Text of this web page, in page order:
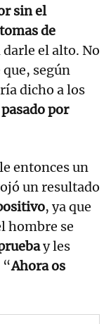
sin el
de
el alto. No
según
dicho a los
por
entonces un
un resultado
, ya que
hombre se
y les
“Ahora os